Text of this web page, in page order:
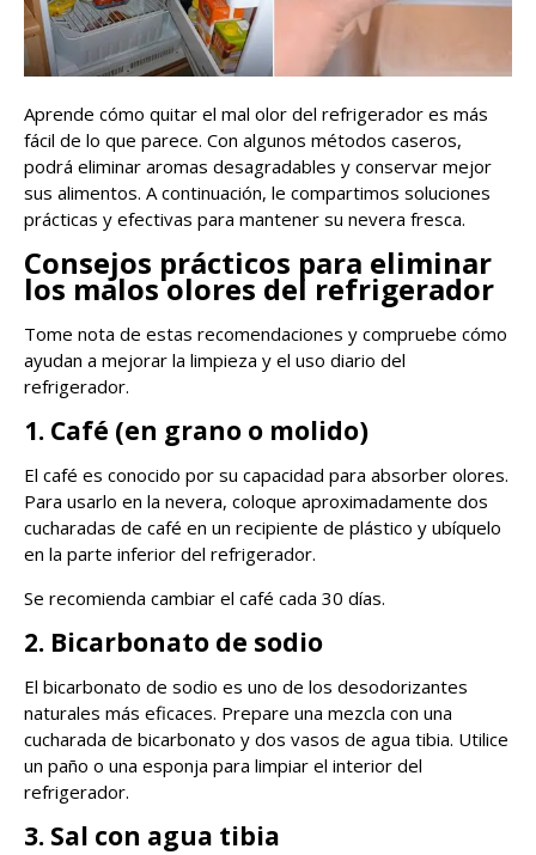
Aprende cómo quitar el mal olor del refrigerador es más
fácil de lo que parece. Con algunos métodos caseros,
podrá eliminar aromas desagradables y conservar mejor
sus alimentos. A continuación, le compartimos soluciones
prácticas y efectivas para mantener su nevera fresca.
Consejos prácticos para eliminar
los malos olores del refrigerador
Tome nota de estas recomendaciones y compruebe cómo
ayudan a mejorar la limpieza y el uso diario del
refrigerador.
1. Café (en grano o molido)
El café es conocido por su capacidad para absorber olores.
Para usarlo en la nevera, coloque aproximadamente dos
cucharadas de café en un recipiente de plástico y ubíquelo
en la parte inferior del refrigerador.
Se recomienda cambiar el café cada 30 días.
2. Bicarbonato de sodio
El bicarbonato de sodio es uno de los desodorizantes
naturales más eficaces. Prepare una mezcla con una
cucharada de bicarbonato y dos vasos de agua tibia. Utilice
un paño o una esponja para limpiar el interior del
refrigerador.
3. Sal con agua tibia